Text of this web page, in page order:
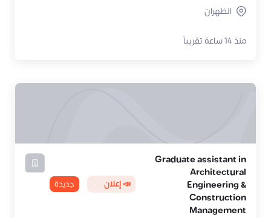
الظهران
منذ 14 ساعة تقريباً
Graduate assistant in
Architectural
Engineering &
Construction
Management
📣 إعلان جديدة